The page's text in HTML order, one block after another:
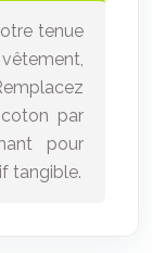
tenue
par
pour
tangible.